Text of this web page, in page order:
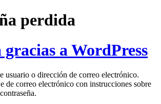
perdida
a WordPress
usuario o dirección de correo electrónico.
de correo electrónico con instrucciones sobre